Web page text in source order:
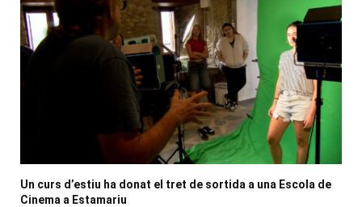
Un curs d’estiu ha donat el tret de sortida a una Escola de
Cinema a Estamariu